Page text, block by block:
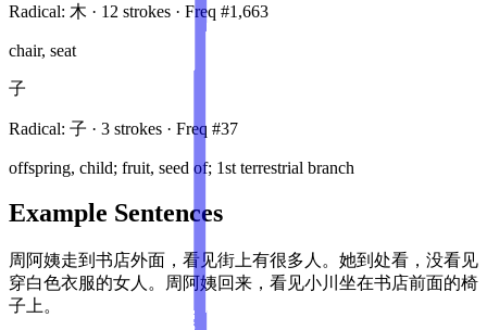
Radical: 木 · 12 strokes · Freq #1,663
chair, seat
子
Radical: 子 · 3 strokes · Freq #37
offspring, child; fruit, seed of; 1st terrestrial branch
Example Sentences
周阿姨走到书店外面，看见街上有很多人。她到处看，没看见
穿白色衣服的女人。周阿姨回来，看见小川坐在书店前面的椅
子上。